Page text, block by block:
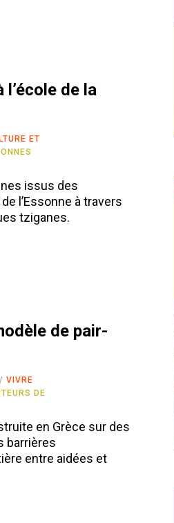
de la
ET
issus des
l’Essonne à travers
tziganes.
de pair-
VIVRE
DE
en Grèce sur des
barrières
entre aidées et